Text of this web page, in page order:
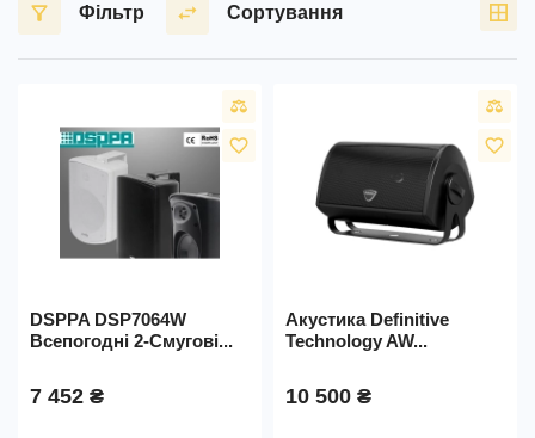
Фільтр Сортування
favorite_border
DSPPA DSP7064W
Всепогодні 2-Смугові...
7 452 ₴
favorite_border
Акустика Definitive
Technology AW...
10 500 ₴